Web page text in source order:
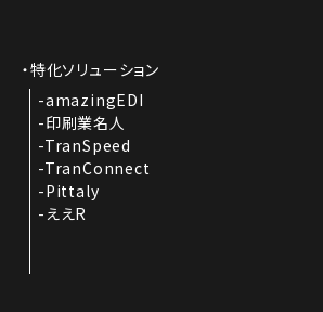
特化ソリューション
amazingEDI
印刷業名人
TranSpeed
TranConnect
Pittaly
ええR